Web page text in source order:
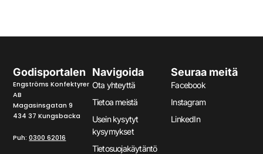
Godisportalen
Engströms Konfektyrer
AB
Magasinsgatan 9
434 37 Kungsbacka
Puh:0300 62016
Navigoida
Ota yhteyttä
Tietoa meistä
Usein kysytyt
kysymykset
Tietosuojakäytäntö
Seuraa meitä
Facebook
Instagram
LinkedIn